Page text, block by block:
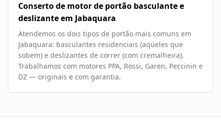
Conserto de motor de portão basculante e
deslizante em Jabaquara
Atendemos os dois tipos de portão mais comuns em
Jabaquara: basculantes residenciais (aqueles que
sobem) e deslizantes de correr (com cremalheira).
Trabalhamos com motores PPA, Rossi, Garen, Peccinin e
DZ — originais e com garantia.